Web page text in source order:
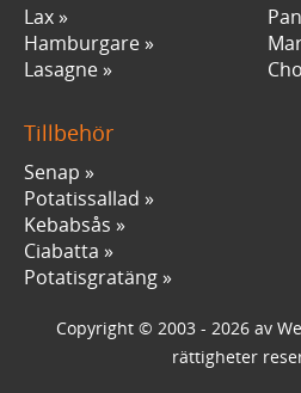
Lax
Hamburgare
Lasagne
Tillbehör
Senap
Potatissallad
Kebabsås
Ciabatta
Potatisgratäng
Copyright © 2003 - 2026 av
rättigheter